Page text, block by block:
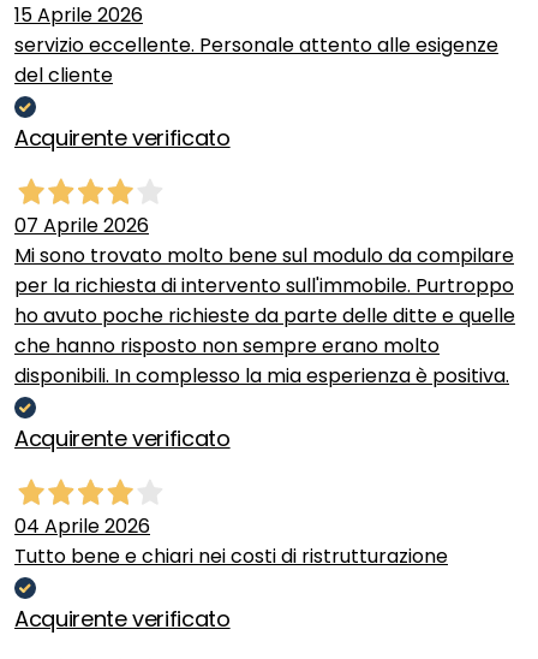
15 Aprile 2026
servizio eccellente. Personale attento alle esigenze
del cliente
Acquirente verificato
07 Aprile 2026
Mi sono trovato molto bene sul modulo da compilare
per la richiesta di intervento sull'immobile. Purtroppo
ho avuto poche richieste da parte delle ditte e quelle
che hanno risposto non sempre erano molto
disponibili. In complesso la mia esperienza è positiva.
Acquirente verificato
04 Aprile 2026
Tutto bene e chiari nei costi di ristrutturazione
Acquirente verificato